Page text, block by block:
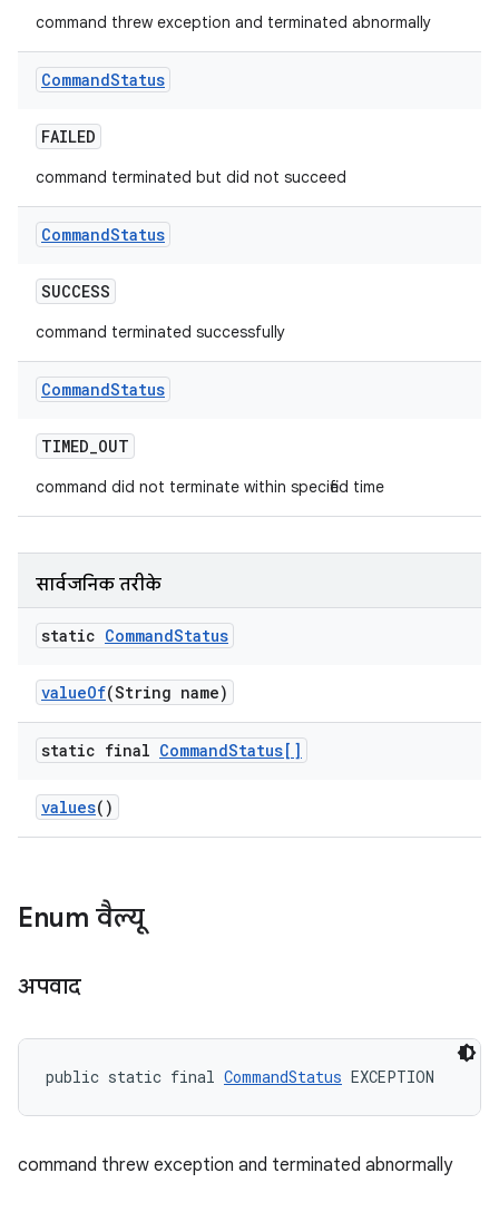
command threw exception and terminated abnormally
CommandStatus
FAILED
command terminated but did not succeed
CommandStatus
SUCCESS
command terminated successfully
CommandStatus
TIMED_OUT
command did not terminate within specified time
सार्वजनिक तरीके
static CommandStatus
valueOf(String name)
static final CommandStatus[]
values()
Enum वैल्यू
अपवाद
public static final CommandStatus EXCEPTION
command threw exception and terminated abnormally